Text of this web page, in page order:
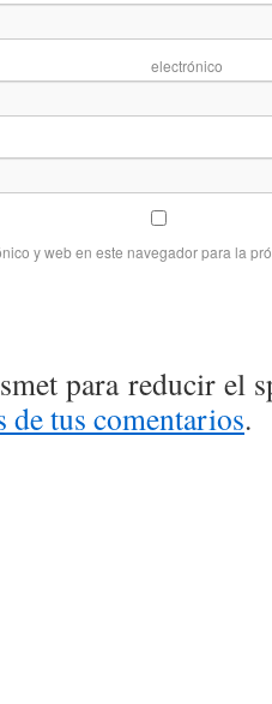
y web en este navegador para la
para reducir el
de tus comentarios.